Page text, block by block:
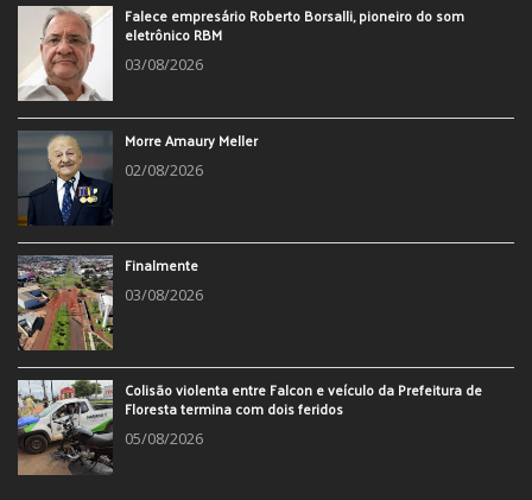
Falece empresário Roberto Borsalli, pioneiro do som
eletrônico RBM
03/08/2026
Morre Amaury Meller
02/08/2026
Finalmente
03/08/2026
Colisão violenta entre Falcon e veículo da Prefeitura de
Floresta termina com dois feridos
05/08/2026